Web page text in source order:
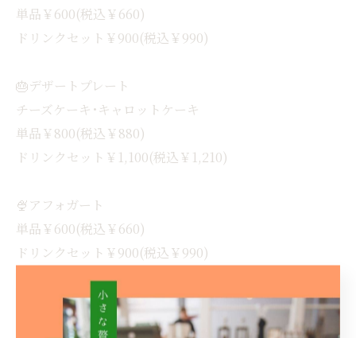
単品￥600(税込￥660)
ドリンクセット￥900(税込￥990)
🎂デザートプレート
チーズケーキ･キャロットケーキ
単品￥800(税込￥880)
ドリンクセット￥1,100(税込￥1,210)
🍨アフォガート
単品￥600(税込￥660)
ドリンクセット￥900(税込￥990)
🍨アイスクリーム
単品￥200(税込￥220)